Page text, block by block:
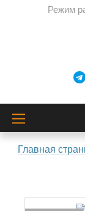
Режим
Главная